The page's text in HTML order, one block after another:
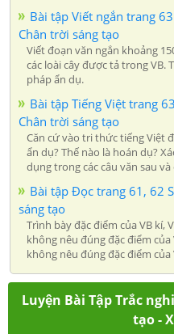
Bài tập Viết ngắn trang
Chân trời sáng tạo
Viết đoạn văn ngắn khoảng
các loài cây được tả trong VB.
pháp ẩn dụ.
Bài tập Tiếng Việt trang
Chân trời sáng tạo
Căn cứ vào tri thức tiếng Việt
ẩn dụ? Thế nào là hoán dụ?
dụng trong các câu văn sau
Bài tập Đọc trang 61, 62
sáng tạo
Trình bày đặc điểm của VB kí,
không nêu đúng đặc điểm
không nêu đúng đặc điểm của
Luyện Bài Tập Trắc
tạo -